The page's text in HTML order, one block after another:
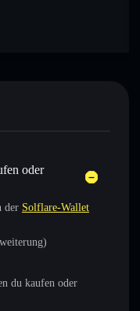
oder
der Solflare-Wallet
du kaufen oder